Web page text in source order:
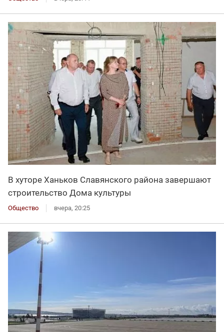
В хуторе Ханьков Славянского района завершают
строительство Дома культуры
Общество вчера, 20:25